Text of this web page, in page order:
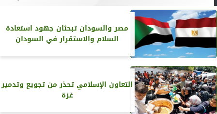
مصر والسودان تبحثان جهود استعادة
السلام والاستقرار في السودان
التعاون الإسلامي تحذر من تجويع وتدمير
غزة